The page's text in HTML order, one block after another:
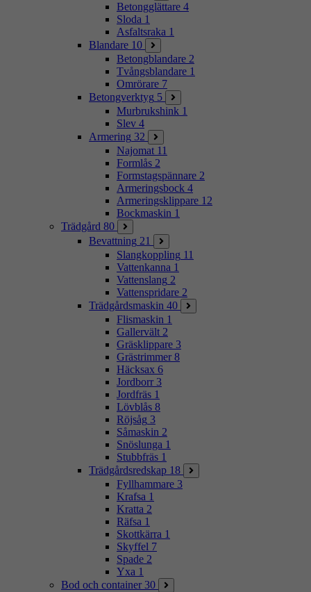
Betongglättare 4
Sloda 1
Asfaltsraka 1
Blandare 10
Betongblandare 2
Tvångsblandare 1
Omrörare 7
Betongverktyg 5
Murbrukshink 1
Slev 4
Armering 32
Najomat 11
Formlås 2
Formstagspännare 2
Armeringsbock 4
Armeringsklippare 12
Bockmaskin 1
Trädgård 80
Bevattning 21
Slangkoppling 11
Vattenkanna 1
Vattenslang 2
Vattenspridare 2
Trädgårdsmaskin 40
Flismaskin 1
Gallervält 2
Gräsklippare 3
Grästrimmer 8
Häcksax 6
Jordborr 3
Jordfräs 1
Lövblås 8
Röjsåg 3
Såmaskin 2
Snöslunga 1
Stubbfräs 1
Trädgårdsredskap 18
Fyllhammare 3
Krafsa 1
Kratta 2
Räfsa 1
Skottkärra 1
Skyffel 7
Spade 2
Yxa 1
Bod och container 30